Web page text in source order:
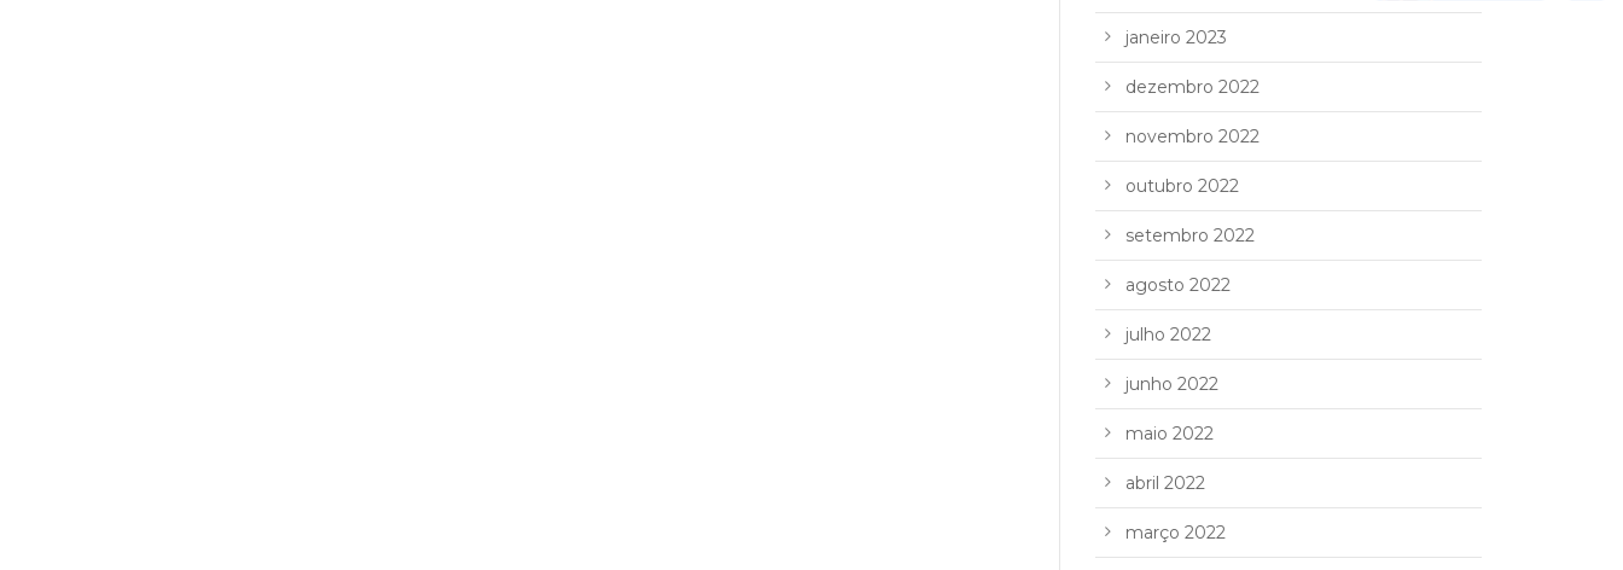
janeiro 2023
dezembro 2022
novembro 2022
outubro 2022
setembro 2022
agosto 2022
julho 2022
junho 2022
maio 2022
abril 2022
março 2022